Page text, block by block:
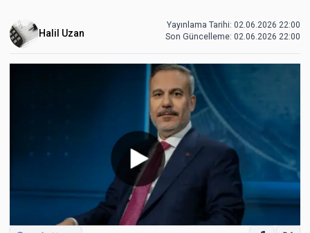
Halil Uzan
Yayınlama Tarihi: 02.06.2026 22:00
Son Güncelleme: 02.06.2026 22:00